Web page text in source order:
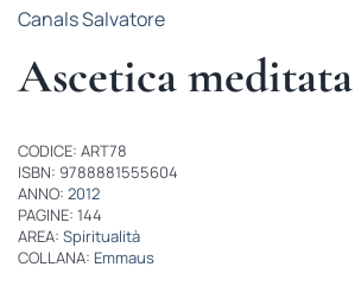
Canals Salvatore
Ascetica meditata
CODICE: ART78
ISBN: 9788881555604
ANNO: 2012
PAGINE: 144
AREA: Spiritualità
COLLANA: Emmaus